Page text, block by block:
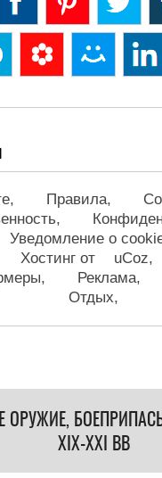
Правила
Уведомление о
Хостинг от
uCoz
Реклама
Отдых
ОРУЖИЕ,
XIX-XXI ВВ